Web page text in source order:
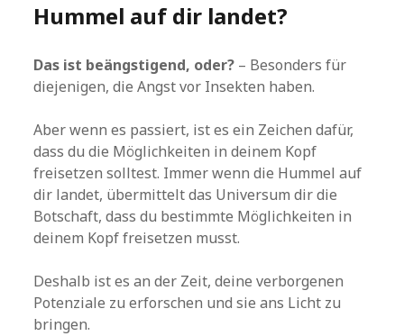
Hummel auf dir landet?
Das ist beängstigend, oder? – Besonders für
diejenigen, die Angst vor Insekten haben.
Aber wenn es passiert, ist es ein Zeichen dafür,
dass du die Möglichkeiten in deinem Kopf
freisetzen solltest. Immer wenn die Hummel auf
dir landet, übermittelt das Universum dir die
Botschaft, dass du bestimmte Möglichkeiten in
deinem Kopf freisetzen musst.
Deshalb ist es an der Zeit, deine verborgenen
Potenziale zu erforschen und sie ans Licht zu
bringen.